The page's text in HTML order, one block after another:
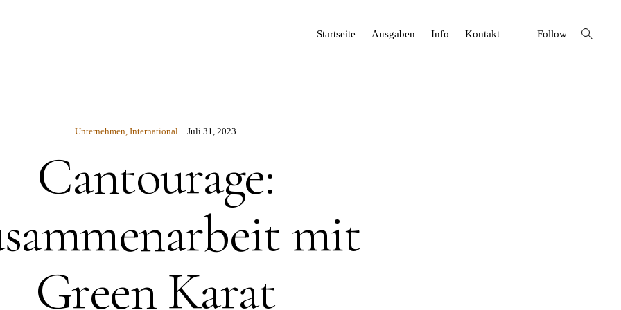
Startseite Ausgaben Info Kontakt Follow
open
search
Unternehmen, International Juli 31, 2023
Cantourage:
mit
Green Karat